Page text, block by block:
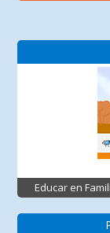
Educar en